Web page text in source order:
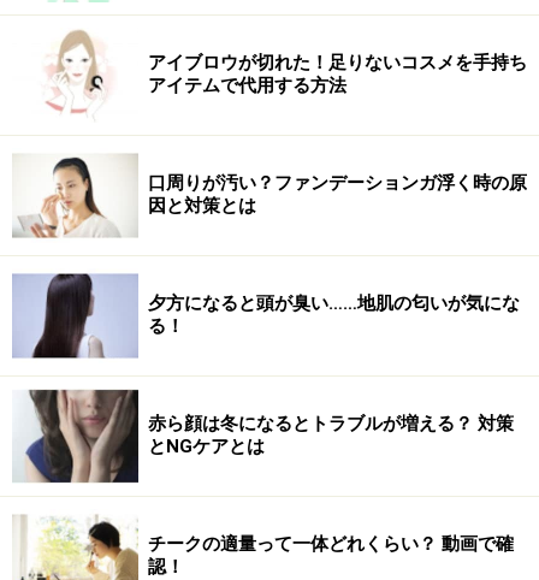
アイブロウが切れた！足りないコスメを手持ち
アイテムで代用する方法
口周りが汚い？ファンデーションガ浮く時の原
因と対策とは
夕方になると頭が臭い……地肌の匂いが気にな
る！
赤ら顔は冬になるとトラブルが増える？ 対策
とNGケアとは
チークの適量って一体どれくらい？ 動画で確
認！